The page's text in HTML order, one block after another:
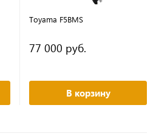
Toyama F5BMS
77 000 руб.
В корзину